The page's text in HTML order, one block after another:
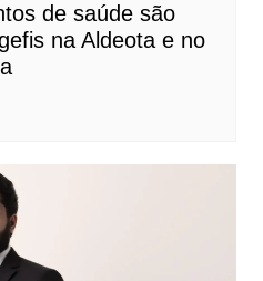
de saúde são
na Aldeota e no